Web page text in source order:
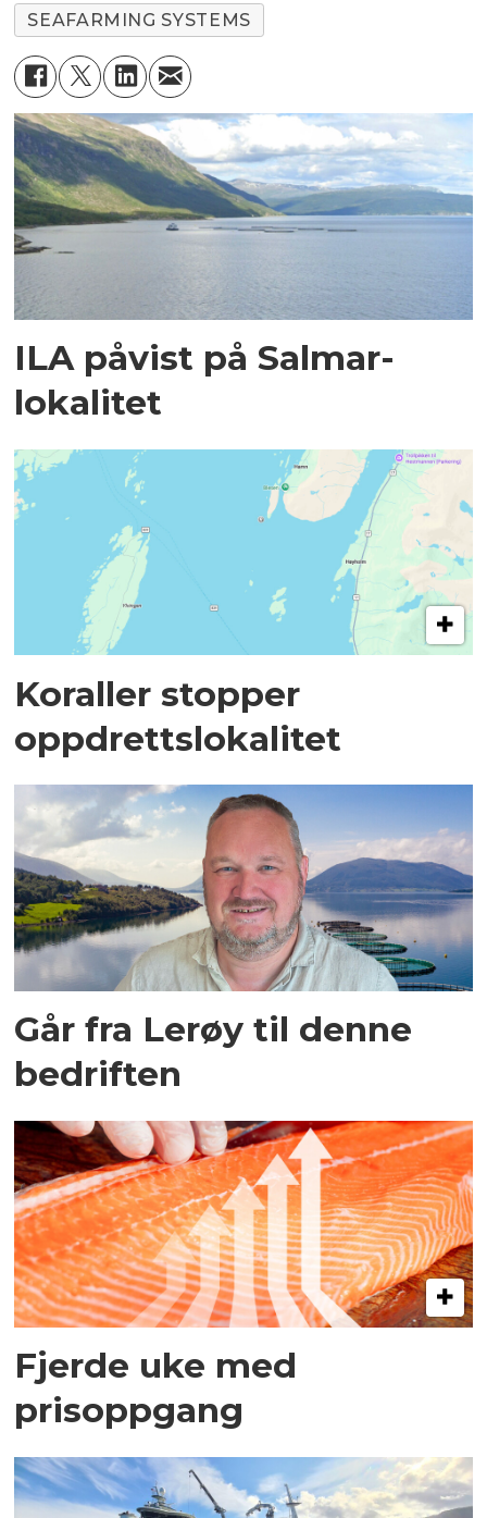
SEAFARMING SYSTEMS
ILA påvist på Salmar-
lokalitet
Koraller stopper
oppdrettslokalitet
Går fra Lerøy til denne
bedriften
Fjerde uke med
prisoppgang